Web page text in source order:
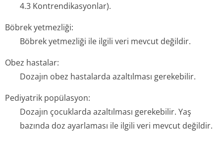
4.3 Kontrendi­kasyonlar).
Böbrek yetmezliği:
Böbrek yetmezliği ile ilgili veri mevcut değildir.
Obez hastalar:
Dozajın obez hastalarda azaltılması gerekebilir.
Pediyatrik popülasyon:
Dozajın çocuklarda azaltılması gerekebilir. Yaş
bazında doz ayarlaması ile ilgili veri mevcut değildir.